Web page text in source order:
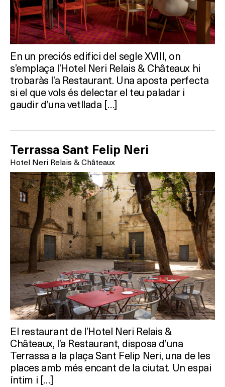
En un preciós edifici del segle XVIII, on
s’emplaça l’Hotel Neri Relais & Châteaux hi
trobaràs l’a Restaurant. Una aposta perfecta
si el que vols és delectar el teu paladar i
gaudir d’una vetllada […]
Terrassa Sant Felip Neri
Hotel Neri Relais & Châteaux
El restaurant de l’Hotel Neri Relais &
Châteaux, l’a Restaurant, disposa d’una
Terrassa a la plaça Sant Felip Neri, una de les
places amb més encant de la ciutat. Un espai
íntim i […]